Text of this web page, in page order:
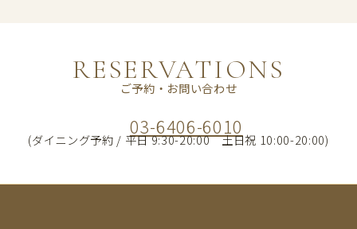
RESERVATIONS
ご予約・お問い合わせ
03-6406-6010
(ダイニング予約 / 平日 9:30-20:00 土日祝 10:00-20:00)